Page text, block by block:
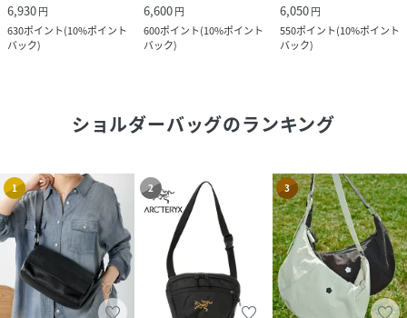
6,930円
630ポイント(10%ポイント
バック)
6,600円
600ポイント(10%ポイント
バック)
6,050円
550ポイント(10%ポイント
バック)
ショルダーバッグのランキング
1 2 3